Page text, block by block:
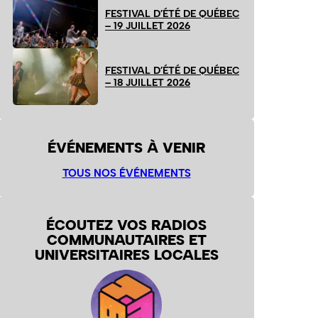
FESTIVAL D’ÉTÉ DE QUÉBEC
– 19 JUILLET 2026
FESTIVAL D’ÉTÉ DE QUÉBEC
– 18 JUILLET 2026
ÉVÉNEMENTS À VENIR
TOUS NOS ÉVÉNEMENTS
ÉCOUTEZ VOS RADIOS
COMMUNAUTAIRES ET
UNIVERSITAIRES LOCALES